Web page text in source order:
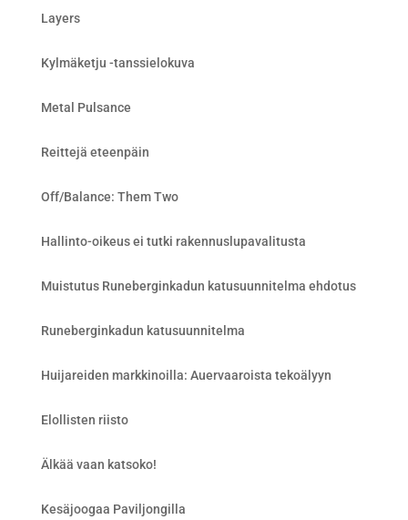
Layers
Kylmäketju -tanssielokuva
Metal Pulsance
Reittejä eteenpäin
Off/Balance: Them Two
Hallinto-oikeus ei tutki rakennuslupavalitusta
Muistutus Runeberginkadun katusuunnitelma ehdotus
Runeberginkadun katusuunnitelma
Huijareiden markkinoilla: Auervaaroista tekoälyyn
Elollisten riisto
Älkää vaan katsoko!
Kesäjoogaa Paviljongilla